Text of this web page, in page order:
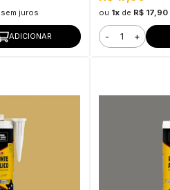
sem juros
ADICIONAR
ou 1xde R$ 17,90
- +